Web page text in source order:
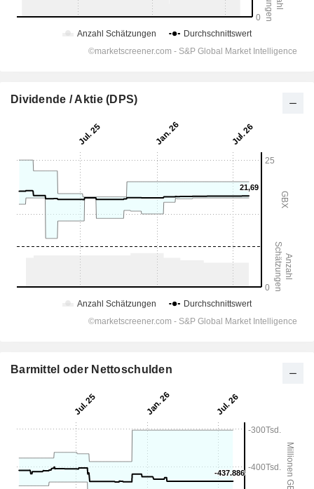
Dividende / Aktie (DPS)
Barmittel oder Nettoschulden